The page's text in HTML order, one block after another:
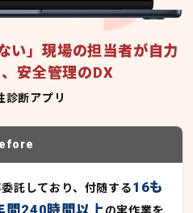
い」現場の担当者が自力
安全管理のDX
診断アプリ
託しており、付随する16も